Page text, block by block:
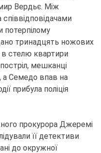
Вердьє. Між
потерпілому
тринадцять ножових
в стелю квартири
мешканці
а Семедо впав на
прибула поліція
прокурора Джеремі
її детективи
до окружної